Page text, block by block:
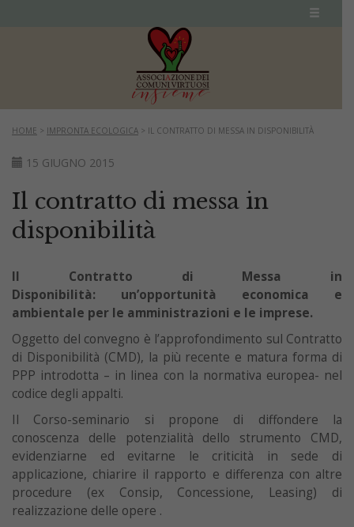
HOME > IMPRONTA ECOLOGICA > IL CONTRATTO DI MESSA IN DISPONIBILITÀ
15 GIUGNO 2015
Il contratto di messa in
disponibilità
Il Contratto di Messa in
Disponibilità: un’opportunità economica e
ambientale per le amministrazioni e le imprese.
Oggetto del convegno è l’approfondimento sul Contratto
di Disponibilità (CMD), la più recente e matura forma di
PPP introdotta – in linea con la normativa europea- nel
codice degli appalti.
Il Corso-seminario si propone di diffondere la
conoscenza delle potenzialità dello strumento CMD,
evidenziarne ed evitarne le criticità in sede di
applicazione, chiarire il rapporto e differenza con altre
procedure (ex Consip, Concessione, Leasing) di
realizzazione delle opere .